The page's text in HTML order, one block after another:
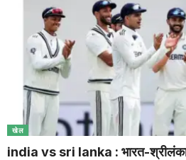
खेल
india vs sri lanka : भारत-श्रीलंका